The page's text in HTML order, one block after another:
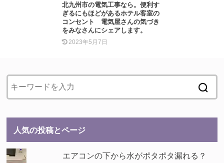
北九州市の電気工事なら。便利す
ぎるにもほどがあるホテル客室の
コンセント 電気屋さんの気づき
をみなさんにシェアします。
2023年5月7日
人気の投稿とページ
エアコンの下から水がポタポタ漏れる？